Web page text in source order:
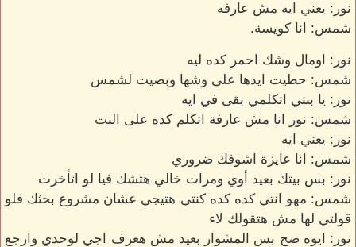
نور: يعني ايه مش عارفه
شمس: انا كويسة.
نور: اومال وشك احمر كده ليه
شمس: حطيت ايدها على وشها وبصيت لشمس
نور: يا بنتي اتكلمي بقى في ايه
شمس: نور انا مش عارفة اتكلم كده على النت
نور: يعني ايه
شمس: انا عايزة اشوفك ضروري
نور: بس بيتك بعيد أوي ومرات خالي هتشك فيا لو اتأخرت
شمس: مهو انتي كده كده كنتي هتيجي عشان مشروع بحثك فلو
قولتي لها مش هتقولك لاء
نور: ايوه صح بس المشوار بعيد مش هعرف اجي لوحدي وارجع